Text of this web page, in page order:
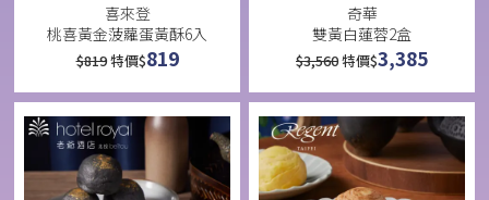
喜來登
桃喜黃金菠蘿蛋黃酥6入
$819特價$819
奇華
雙黃白蓮蓉2盒
$3,560特價$3,385